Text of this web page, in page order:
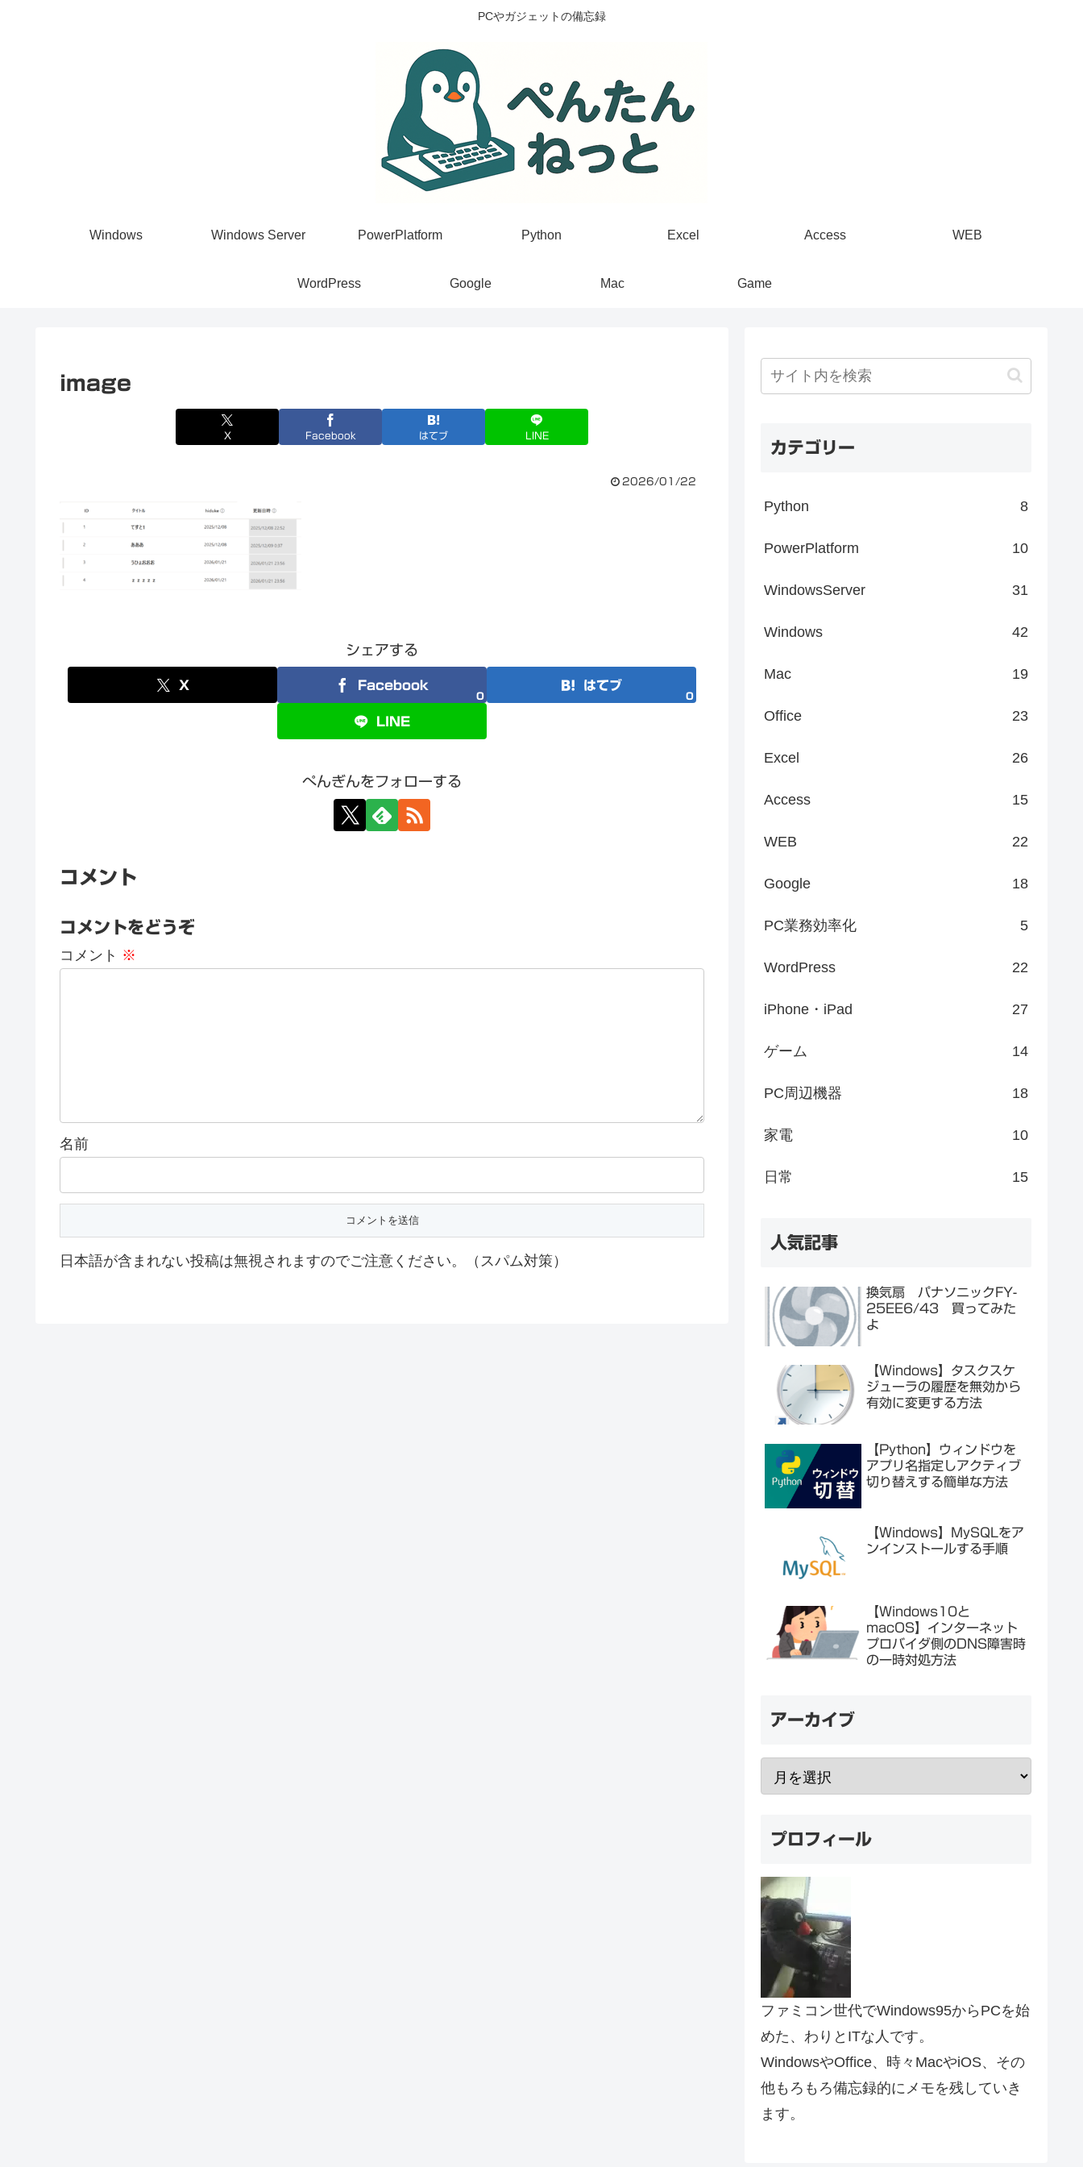
PCやガジェットの備忘録
Windows Windows Server PowerPlatform Python Excel Access WEB
WordPress Google Mac Game
image
X Facebook はてブ LINE
2026/01/22
シェアする
X Facebook
0
はてブ
0
LINE
ぺんぎんをフォローする
コメント
コメントをどうぞ
コメント ※
名前
日本語が含まれない投稿は無視されますのでご注意ください。（スパム対策）
カテゴリー
Python 8
PowerPlatform 10
WindowsServer 31
Windows 42
Mac 19
Office 23
Excel 26
Access 15
WEB 22
Google 18
PC業務効率化 5
WordPress 22
iPhone・iPad 27
ゲーム 14
PC周辺機器 18
家電 10
日常 15
人気記事
換気扇 パナソニックFY-
25EE6/43 買ってみた
よ
【Windows】タスクスケ
ジューラの履歴を無効から
有効に変更する方法
【Python】ウィンドウを
アプリ名指定しアクティブ
切り替えする簡単な方法
【Windows】MySQLをア
ンインストールする手順
【Windows10と
macOS】インターネット
プロバイダ側のDNS障害時
の一時対処方法
アーカイブ
プロフィール
ファミコン世代でWindows95からPCを始
めた、わりとITな人です。
WindowsやOffice、時々MacやiOS、その
他もろもろ備忘録的にメモを残していき
ます。